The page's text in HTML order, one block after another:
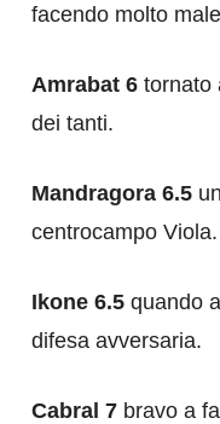
facendo molto
Amrabat 6 tornato
dei tanti.
Mandragora 6.5
centrocampo
Ikone 6.5 quando
difesa avversaria.
Cabral 7 bravo a